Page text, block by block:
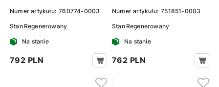
Numer artykułu: 760774-0003
Stan Regenerowany
Na stanie
792 PLN
Numer artykułu: 751851-0003
Stan Regenerowany
Na stanie
762 PLN